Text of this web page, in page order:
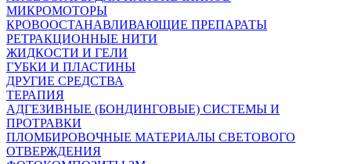
МИКРОМОТОРЫ
КРОВООСТАНАВЛИВАЮЩИЕ ПРЕПАРАТЫ
РЕТРАКЦИОННЫЕ НИТИ
ЖИДКОСТИ И ГЕЛИ
ГУБКИ И ПЛАСТИНЫ
ДРУГИЕ СРЕДСТВА
ТЕРАПИЯ
АДГЕЗИВНЫЕ (БОНДИНГОВЫЕ) СИСТЕМЫ И
ПРОТРАВКИ
ПЛОМБИРОВОЧНЫЕ МАТЕРИАЛЫ СВЕТОВОГО
ОТВЕРЖДЕНИЯ